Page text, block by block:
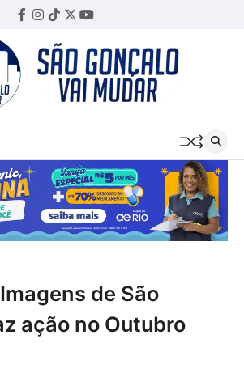
Facebook
Instagram
TikTok
TwitterYouTube
de São
ação no Outubro